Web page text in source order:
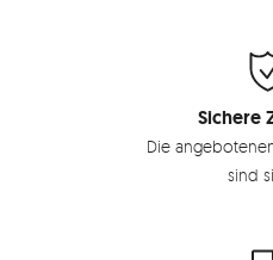
Sichere
Die
sind